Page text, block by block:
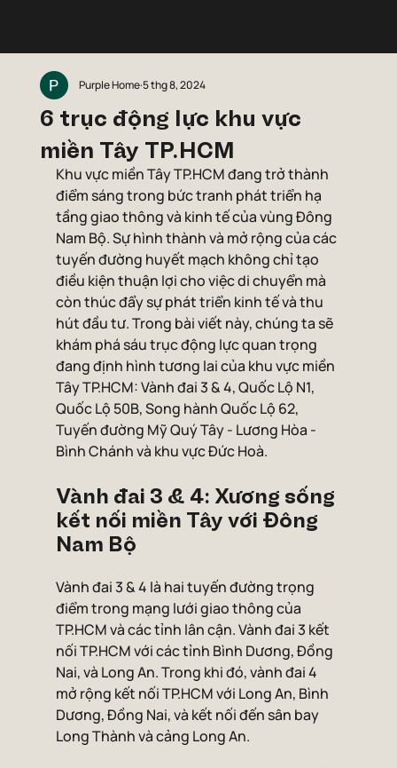
6 trục động lực khu vực
miền Tây TP.HCM
Purple Home5 thg 8, 2024
Khu vực miền Tây TP.HCM đang trở thành
điểm sáng trong bức tranh phát triển hạ
tầng giao thông và kinh tế của vùng Đông
Nam Bộ. Sự hình thành và mở rộng của các
tuyến đường huyết mạch không chỉ tạo
điều kiện thuận lợi cho việc di chuyển mà
còn thúc đẩy sự phát triển kinh tế và thu
hút đầu tư. Trong bài viết này, chúng ta sẽ
khám phá sáu trục động lực quan trọng
đang định hình tương lai của khu vực miền
Tây TP.HCM: Vành đai 3 & 4, Quốc Lộ N1,
Quốc Lộ 50B, Song hành Quốc Lộ 62,
Tuyến đường Mỹ Quý Tây - Lương Hòa -
Bình Chánh và khu vực Đức Hoà.
Vành đai 3 & 4: Xương sống
kết nối miền Tây với Đông
Nam Bộ
Vành đai 3 & 4 là hai tuyến đường trọng
điểm trong mạng lưới giao thông của
TP.HCM và các tỉnh lân cận. Vành đai 3 kết
nối TP.HCM với các tỉnh Bình Dương, Đồng
Nai, và Long An. Trong khi đó, vành đai 4
mở rộng kết nối TP.HCM với Long An, Bình
Dương, Đồng Nai, và kết nối đến sân bay
Long Thành và cảng Long An.